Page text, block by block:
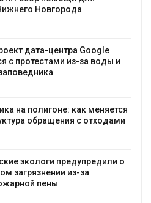
Новгорода
дата-центра Google
с протестами из-за воды и
на полигоне: как меняется
обращения с отходами
экологи предупредили о
загрязнении из-за
пены